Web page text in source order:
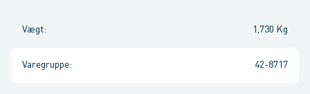
Vægt: 1,730 Kg
Varegruppe: 42-8717